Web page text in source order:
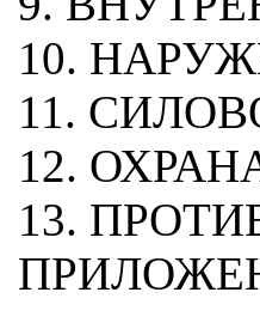
10.
11.
12.
13.